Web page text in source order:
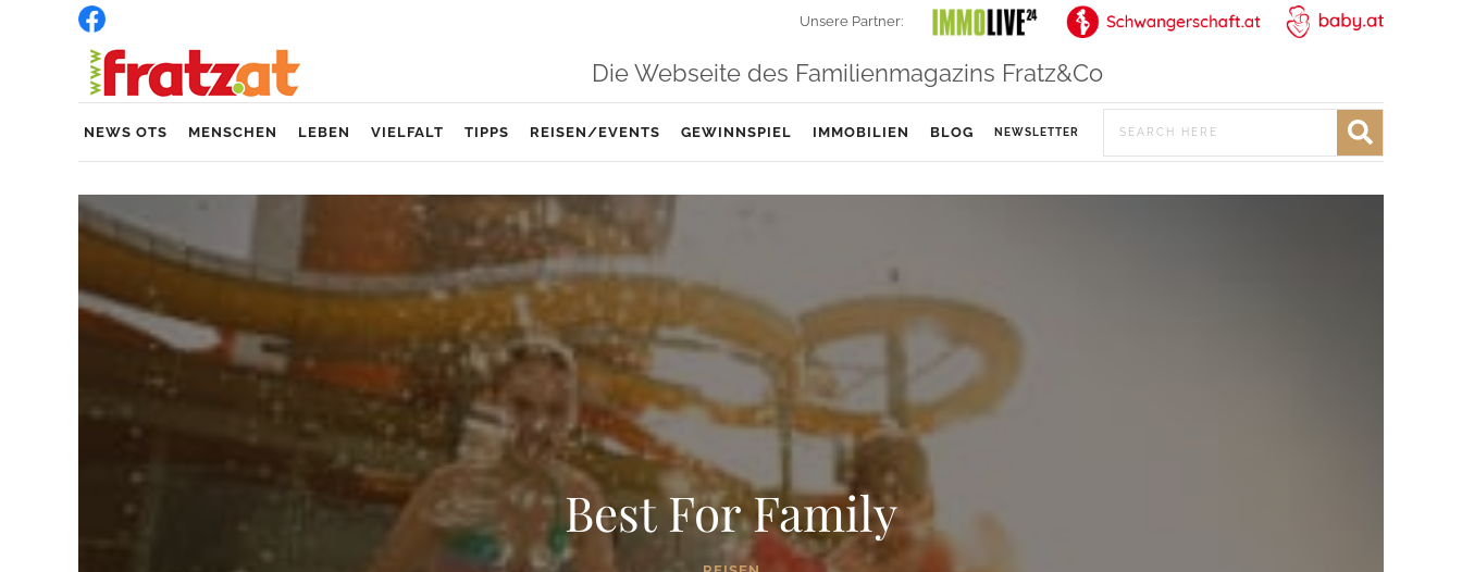
Unsere Partner:
Die Webseite des Familienmagazins Fratz&Co
NEWS OTS MENSCHEN LEBEN VIELFALT TIPPS REISEN/EVENTS GEWINNSPIEL IMMOBILIEN BLOG NEWSLETTER
Best For Family